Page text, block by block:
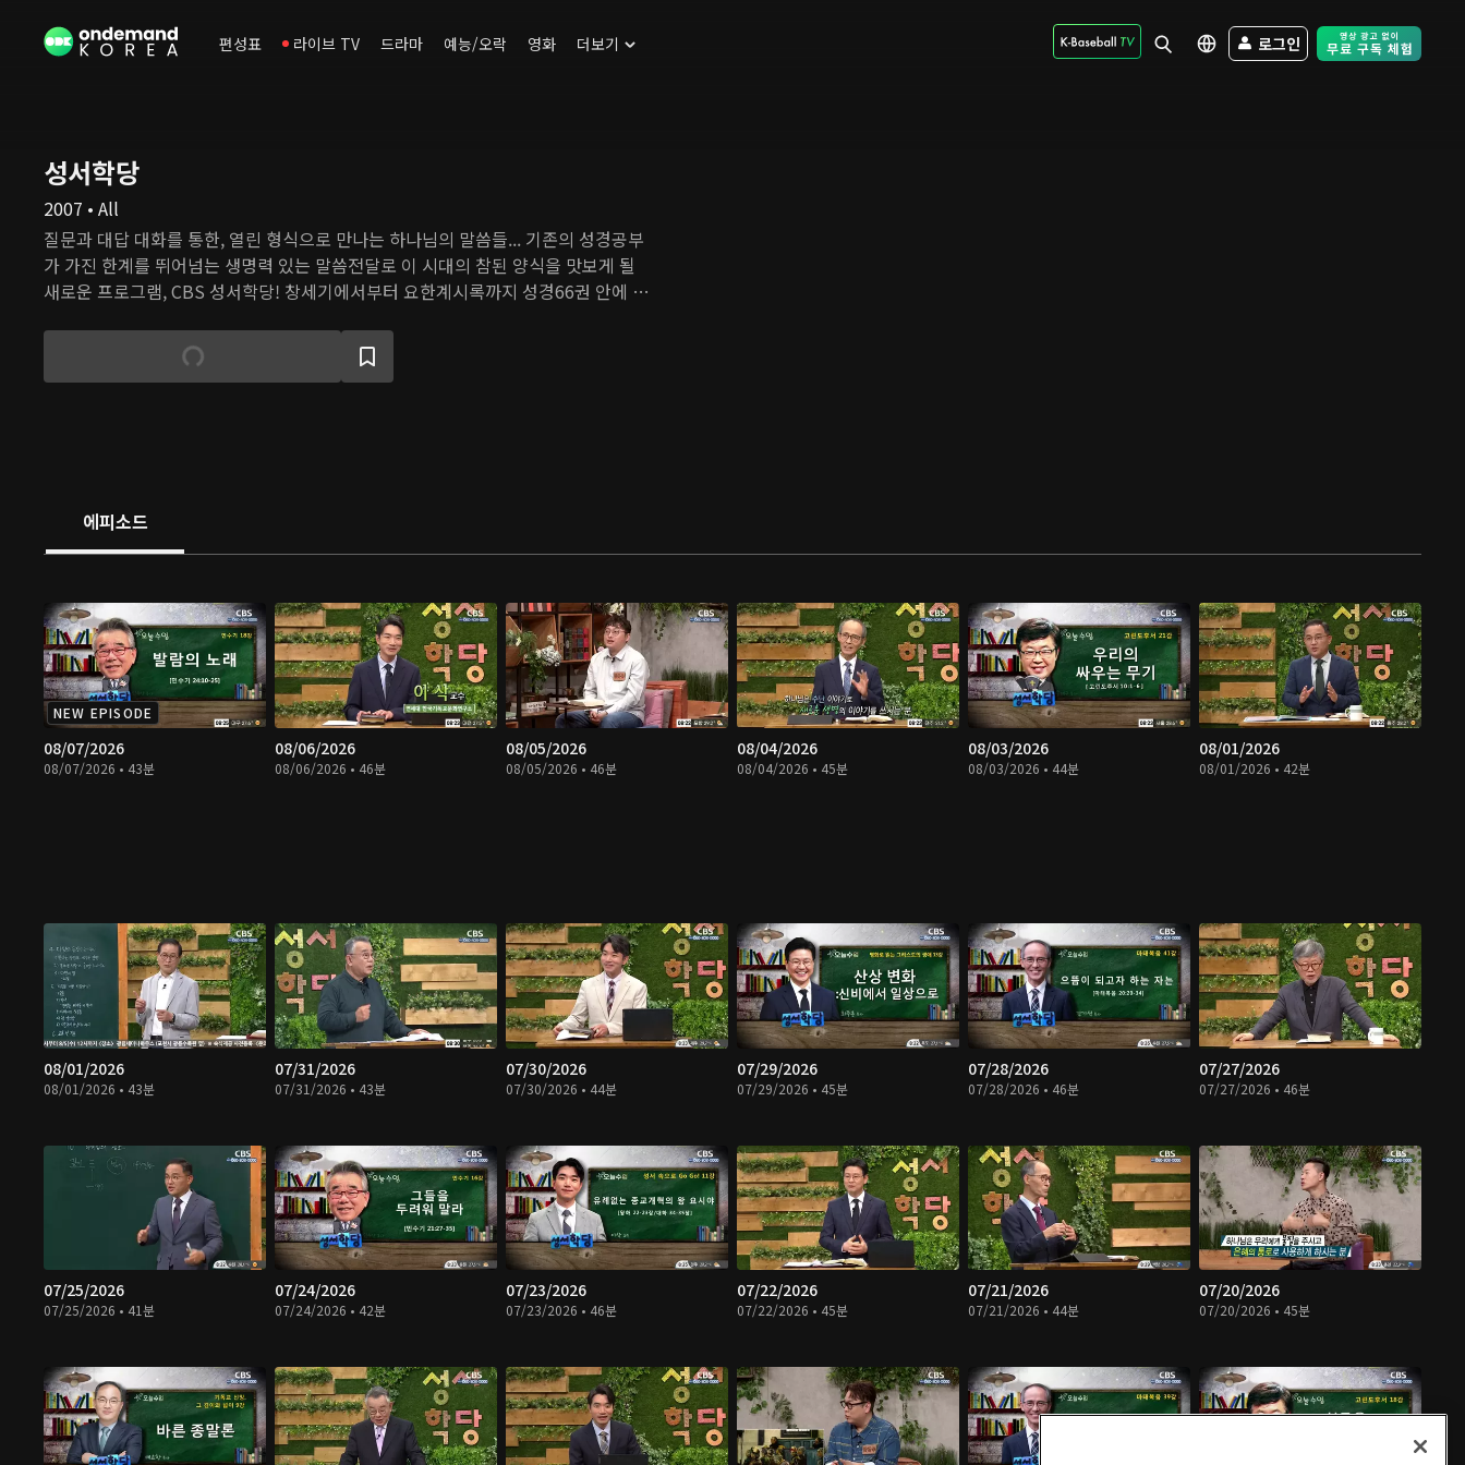
편성표 라이브 TV 드라마 예능/오락 영화 더보기 로그인 Free Trial -
성서학당
2007 • All
질문과 대답 대화를 통한, 열린 형식으로 만나는 하나님의 말씀들... 기존의 성경공부
가 가진 한계를 뛰어넘는 생명력 있는 말씀전달로 이 시대의 참된 양식을 맛보게 될
새로운 프로그램, CBS 성서학당! 창세기에서부터 요한계시록까지 성경66권 안에 숨
리가 알기 쉽게 풀어 이야기를 듣고 질문을 던지는 가운데 하나님을 가까이 만나는 경
험과 나의 소명을 발견하는 시간이 될 CBS 성서학당!
에피소드
NEW EPISODE
08/07/2026
08/07/2026 • 43분
08/06/2026
08/06/2026 • 46분
08/05/2026
08/05/2026 • 46분
08/04/2026
08/04/2026 • 45분
08/03/2026
08/03/2026 • 44분
08/01/2026
08/01/2026 • 42분
08/01/2026
08/01/2026 • 43분
07/31/2026
07/31/2026 • 43분
07/30/2026
07/30/2026 • 44분
07/29/2026
07/29/2026 • 45분
07/28/2026
07/28/2026 • 46분
07/27/2026
07/27/2026 • 46분
07/25/2026
07/25/2026 • 41분
07/24/2026
07/24/2026 • 42분
07/23/2026
07/23/2026 • 46분
07/22/2026
07/22/2026 • 45분
07/21/2026
07/21/2026 • 44분
07/20/2026
07/20/2026 • 45분